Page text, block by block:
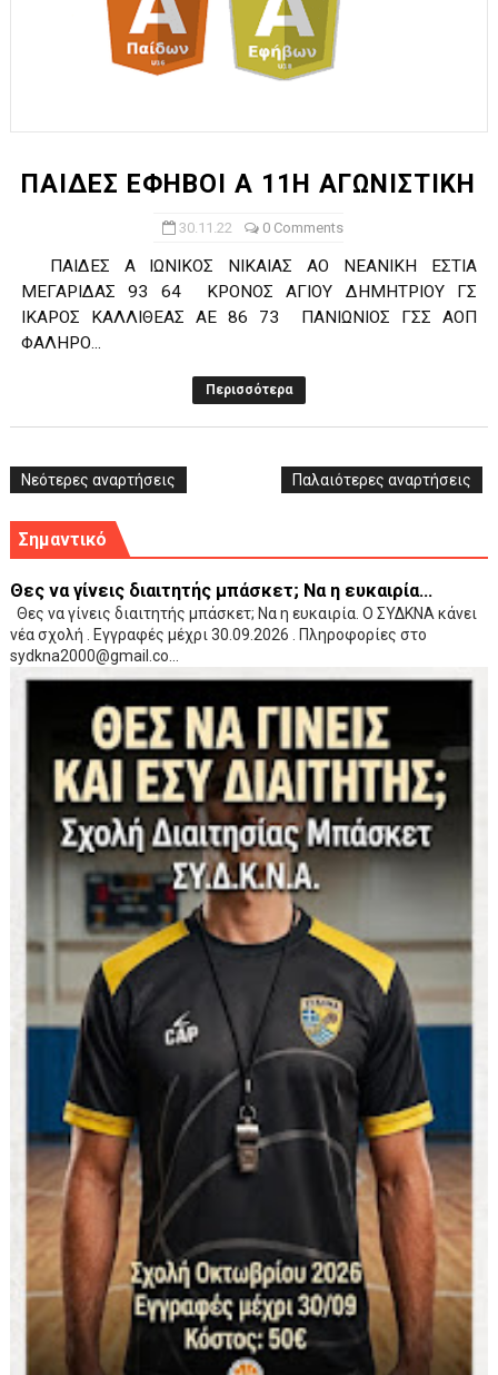
ΠΑΙΔΕΣ ΕΦΗΒΟΙ Α 11Η ΑΓΩΝΙΣΤΙΚΗ
30.11.22 0 Comments
ΠΑΙΔΕΣ Α ΙΩΝΙΚΟΣ ΝΙΚΑΙΑΣ ΑΟ ΝΕΑΝΙΚΗ ΕΣΤΙΑ
ΜΕΓΑΡΙΔΑΣ 93 64 ΚΡΟΝΟΣ ΑΓΙΟΥ ΔΗΜΗΤΡΙΟΥ ΓΣ
ΙΚΑΡΟΣ ΚΑΛΛΙΘΕΑΣ ΑΕ 86 73 ΠΑΝΙΩΝΙΟΣ ΓΣΣ ΑΟΠ
ΦΑΛΗΡΟ...
Περισσότερα
Νεότερες αναρτήσεις Παλαιότερες αναρτήσεις
Σημαντικό
Θες να γίνεις διαιτητής μπάσκετ; Να η ευκαιρία...
Θες να γίνεις διαιτητής μπάσκετ; Να η ευκαιρία. Ο ΣΥΔΚΝΑ κάνει
νέα σχολή . Εγγραφές μέχρι 30.09.2026 . Πληροφορίες στο
sydkna2000@gmail.co...